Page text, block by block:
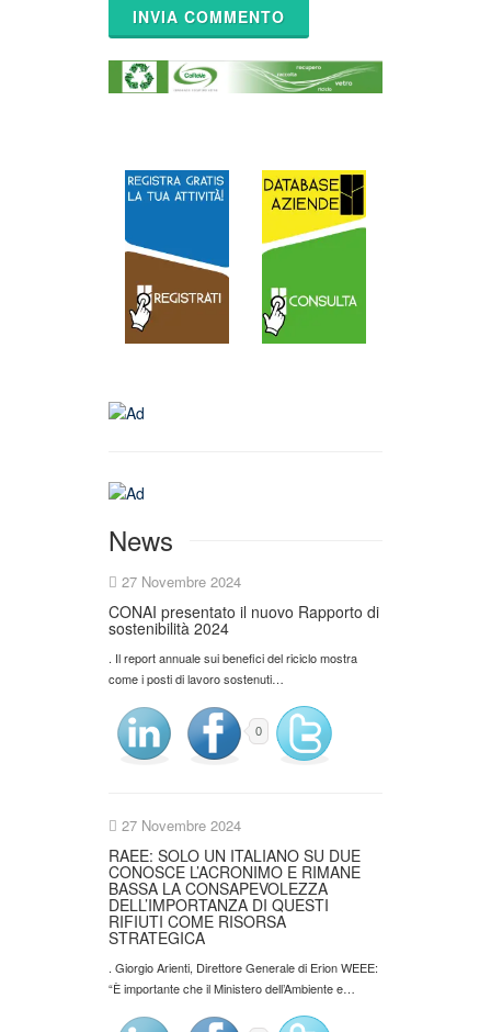
News
27 Novembre 2024
CONAI presentato il nuovo Rapporto di
sostenibilità 2024
. Il report annuale sui benefici del riciclo mostra
come i posti di lavoro sostenuti…
0
27 Novembre 2024
RAEE: SOLO UN ITALIANO SU DUE
CONOSCE L’ACRONIMO E RIMANE
BASSA LA CONSAPEVOLEZZA
DELL’IMPORTANZA DI QUESTI
RIFIUTI COME RISORSA
STRATEGICA
. Giorgio Arienti, Direttore Generale di Erion WEEE:
“È importante che il Ministero dell’Ambiente e…